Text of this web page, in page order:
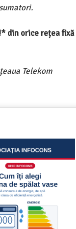
din orice rețea
Telekom